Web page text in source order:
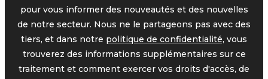
pour vous informer des nouveautés et des nouvelles
de notre secteur. Nous ne le partageons pas avec des
tiers, et dans notre politique de confidentialité, vous
trouverez des informations supplémentaires sur ce
traitement et comment exercer vos droits d'accès, de